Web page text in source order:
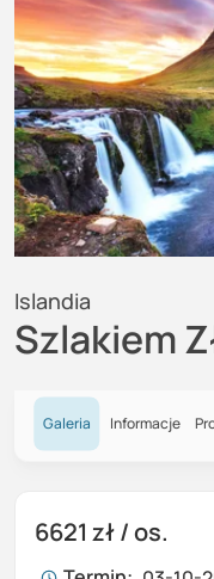
Szlakiem
Islandia
Galeria Informacje
6621 zł/ os.